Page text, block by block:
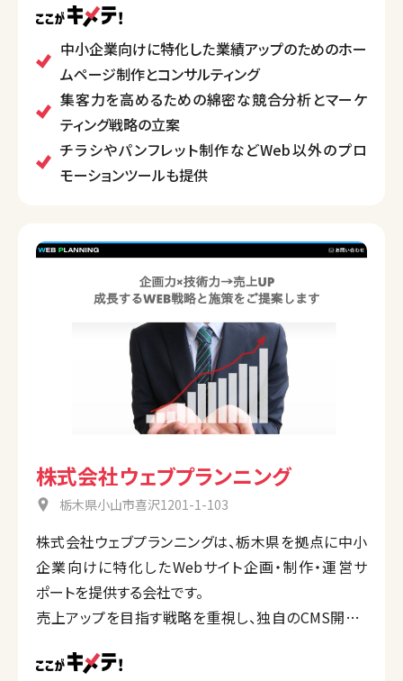
一貫したサービスを行います。
集客や売上アップのため、顧客のニーズや競合分析を
徹底的に行い、カスタマイズされた制作と運用サポー
トを強みとしています。
中小企業向けに特化した業績アップのためのホー
ムページ制作とコンサルティング
集客力を高めるための綿密な競合分析とマーケ
ティング戦略の立案
チラシやパンフレット制作などWeb以外のプロ
モーションツールも提供
株式会社ウェブプランニング
栃木県小山市喜沢1201-1-103
株式会社ウェブプランニングは、栃木県を拠点に中小
企業向けに特化したWebサイト企画・制作・運営サ
ポートを提供する会社です。
売上アップを目指す戦略を重視し、独自のCMS開発、
す。